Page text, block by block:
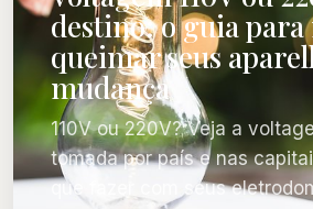
destino: o guia para
queimar seus
mudança
110V ou 220V? Veja a
tomada por país e nas
que fazer com seus